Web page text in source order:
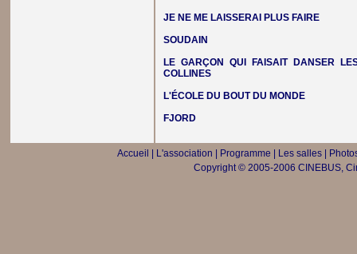
JE NE ME LAISSERAI PLUS FAIRE
SOUDAIN
LE GARÇON QUI FAISAIT DANSER
COLLINES
L'ÉCOLE DU BOUT DU MONDE
FJORD
Accueil L'association Programme Les salles|
Copyright © 2005-2006 CINEBUS,